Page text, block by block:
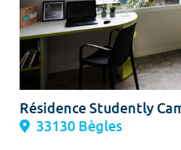
Résidence Studently
33130 Bègles